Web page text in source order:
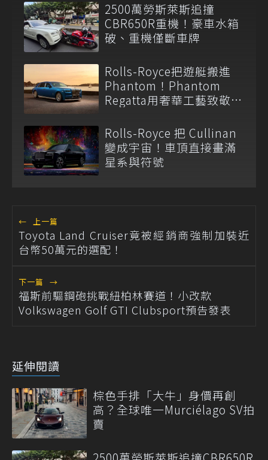
2500萬勞斯萊斯追撞
CBR650R重機！豪車水箱
破、重機僅斷車牌
Rolls-Royce把遊艇搬進
Phantom！Phantom
Regatta用奢華工藝致敬英
Rolls-Royce 把 Cullinan
變成宇宙！車頂直接畫滿
星系與符號
← 上一篇
Toyota Land Cruiser竟被經銷商強制加裝近
台幣50萬元的選配！
下一篇 →
福斯前驅鋼砲挑戰紐柏林賽道！小改款
Volkswagen Golf GTI Clubsport預告發表
延伸閱讀
棕色手排「大牛」身價再創
高？全球唯一Murciélago SV拍
賣